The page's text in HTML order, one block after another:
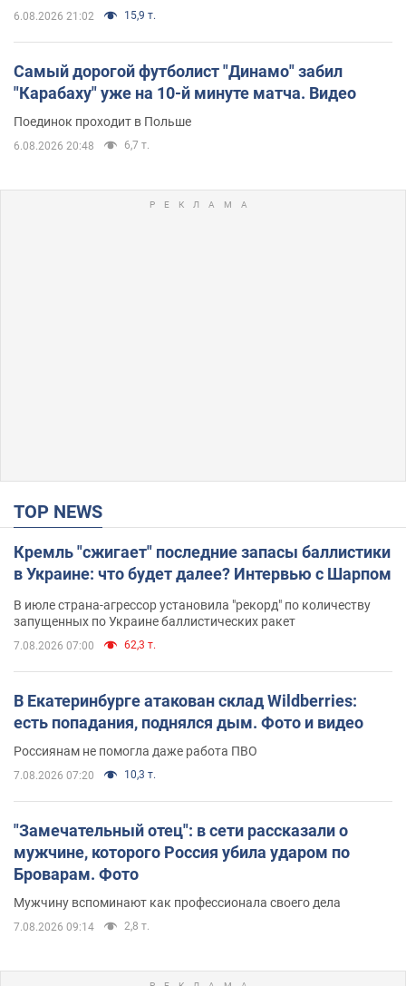
6.08.2026 21:02 15,9 т.
Самый дорогой футболист "Динамо" забил
"Карабаху" уже на 10-й минуте матча. Видео
Поединок проходит в Польше
6.08.2026 20:48 6,7 т.
TOP NEWS
Кремль "сжигает" последние запасы баллистики
в Украине: что будет далее? Интервью с Шарпом
В июле страна-агрессор установила "рекорд" по количеству
запущенных по Украине баллистических ракет
7.08.2026 07:00 62,3 т.
В Екатеринбурге атакован склад Wildberries:
есть попадания, поднялся дым. Фото и видео
Россиянам не помогла даже работа ПВО
7.08.2026 07:20 10,3 т.
"Замечательный отец": в сети рассказали о
мужчине, которого Россия убила ударом по
Броварам. Фото
Мужчину вспоминают как профессионала своего дела
7.08.2026 09:14 2,8 т.